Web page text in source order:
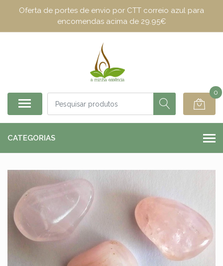
Oferta de portes de envio por CTT correio azul para
encomendas acima de 29.95€
0
CATEGORIAS